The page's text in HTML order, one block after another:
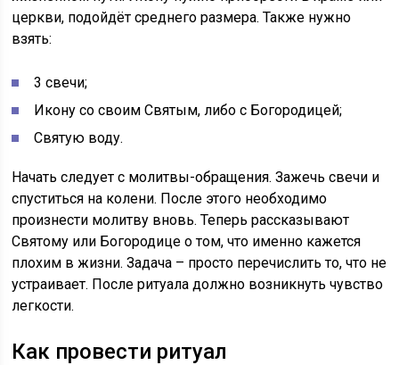
церкви, подойдёт среднего размера. Также нужно
взять:
3 свечи;
Икону со своим Святым, либо с Богородицей;
Святую воду.
Начать следует с молитвы-обращения. Зажечь свечи и
спуститься на колени. После этого необходимо
произнести молитву вновь. Теперь рассказывают
Святому или Богородице о том, что именно кажется
плохим в жизни. Задача – просто перечислить то, что не
устраивает. После ритуала должно возникнуть чувство
легкости.
Как провести ритуал